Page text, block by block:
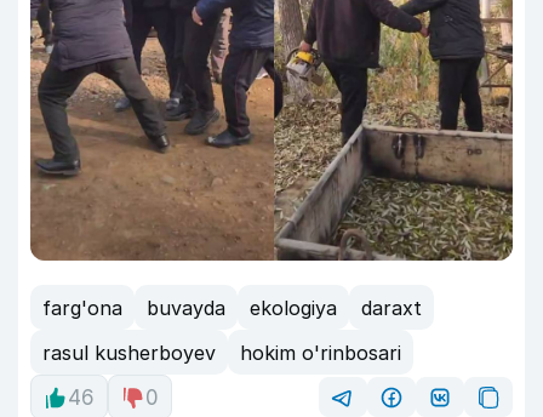
farg'ona buvayda ekologiya
daraxt
rasul kusherboyev
hokim o'rinbosari
46
0